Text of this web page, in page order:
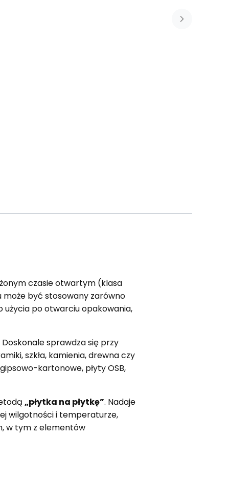
czasie otwartym (klasa
może być stosowany zarówno
użycia po otwarciu opakowania,
sprawdza się przy
szkła, kamienia, drewna czy
kartonowe, płyty OSB,
„płytka na płytkę”. Nadaje
wilgotności i temperaturze,
w tym z elementów